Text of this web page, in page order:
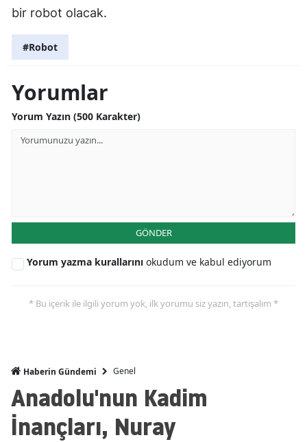
bir robot olacak.
#Robot
Yorumlar
Yorum Yazın (500 Karakter)
GÖNDER
Yorum yazma kurallarını okudum ve kabul ediyorum
* Bu içerik ile ilgili yorum yok, ilk yorumu siz yazın, tartışalım *
Haberin Gündemi Genel
Anadolu'nun Kadim
İnançları, Nuray